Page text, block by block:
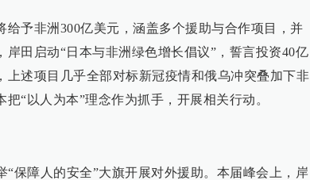
给予非洲300亿美元，涵盖多个援助与合作项目，并
岸田启动“日本与非洲绿色增长倡议”，誓言投资40亿
上述项目几乎全部对标新冠疫情和俄乌冲突叠加下非
“以人为本”理念作为抓手，开展相关行动。
“保障人的安全”大旗开展对外援助。本届峰会上，岸